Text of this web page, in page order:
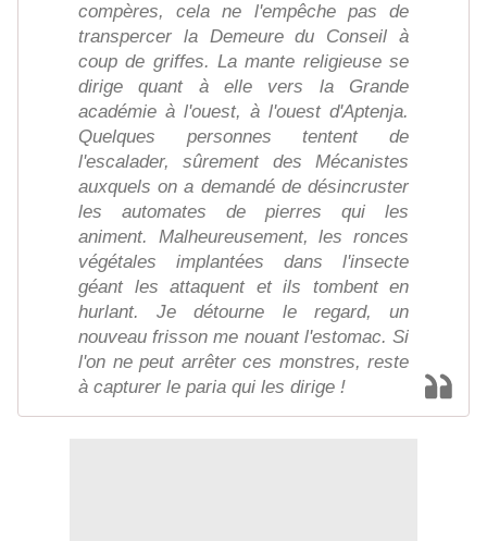
compères, cela ne l'empêche pas de
transpercer la Demeure du Conseil à
coup de griffes. La mante religieuse se
dirige quant à elle vers la Grande
académie à l'ouest, à l'ouest d'Aptenja.
Quelques personnes tentent de
l'escalader, sûrement des Mécanistes
auxquels on a demandé de désincruster
les automates de pierres qui les
animent. Malheureusement, les ronces
végétales implantées dans l'insecte
géant les attaquent et ils tombent en
hurlant. Je détourne le regard, un
nouveau frisson me nouant l'estomac. Si
l'on ne peut arrêter ces monstres, reste
à capturer le paria qui les dirige !